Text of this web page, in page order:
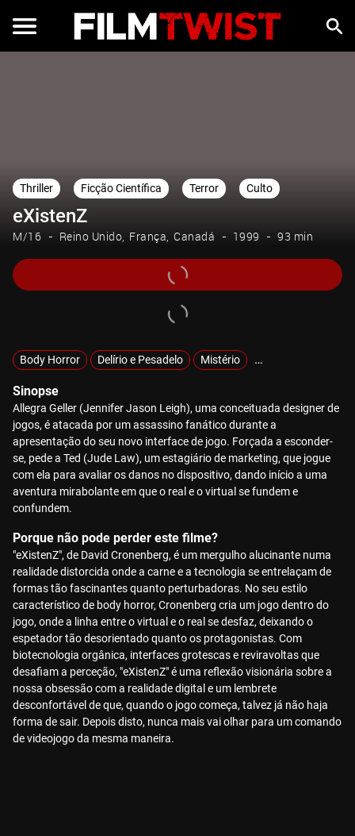
Thriller Ficção Científica Terror Culto
eXistenZ
M/16 Reino Unido França Canadá 1999 93 min
Body Horror Delírio e Pesadelo Mistério Tecnológico
Sinopse
Allegra Geller (Jennifer Jason Leigh), uma conceituada designer de
jogos, é atacada por um assassino fanático durante a
apresentação do seu novo interface de jogo. Forçada a esconder-
se, pede a Ted (Jude Law), um estagiário de marketing, que jogue
com ela para avaliar os danos no dispositivo, dando início a uma
aventura mirabolante em que o real e o virtual se fundem e
confundem.
Porque não pode perder este filme?
"eXistenZ", de David Cronenberg, é um mergulho alucinante numa
realidade distorcida onde a carne e a tecnologia se entrelaçam de
formas tão fascinantes quanto perturbadoras. No seu estilo
característico de body horror, Cronenberg cria um jogo dentro do
jogo, onde a linha entre o virtual e o real se desfaz, deixando o
espetador tão desorientado quanto os protagonistas. Com
biotecnologia orgânica, interfaces grotescas e reviravoltas que
desafiam a perceção, "eXistenZ" é uma reflexão visionária sobre a
nossa obsessão com a realidade digital e um lembrete
desconfortável de que, quando o jogo começa, talvez já não haja
forma de sair. Depois disto, nunca mais vai olhar para um comando
de videojogo da mesma maneira.